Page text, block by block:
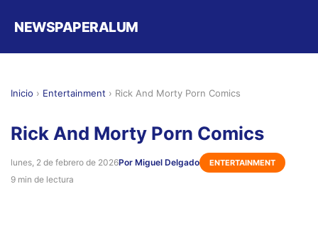
NEWSPAPERALUM
Inicio › Entertainment › Rick And Morty Porn Comics
Rick And Morty Porn Comics
lunes, 2 de febrero de 2026Por Miguel Delgado ENTERTAINMENT
9 min de lectura